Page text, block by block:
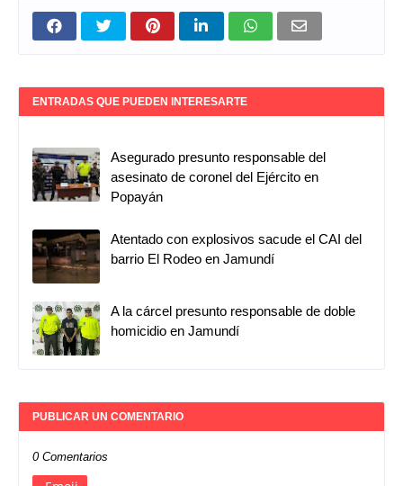
ENTRADAS QUE PUEDEN INTERESARTE
Asegurado presunto responsable del
asesinato de coronel del Ejército en
Popayán
Atentado con explosivos sacude el CAI del
barrio El Rodeo en Jamundí
A la cárcel presunto responsable de doble
homicidio en Jamundí
PUBLICAR UN COMENTARIO
0 Comentarios